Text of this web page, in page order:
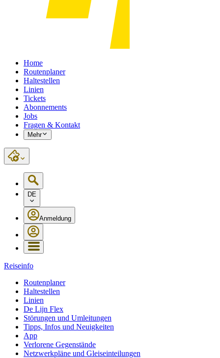
Home
Routenplaner
Haltestellen
Linien
Tickets
Abonnements
Jobs
Fragen & Kontakt
Mehr
DE
Anmeldung
Reiseinfo
Routenplaner
Haltestellen
Linien
De Lijn Flex
Störungen und Umleitungen
Tipps, Infos und Neuigkeiten
App
Verlorene Gegenstände
Netzwerkpläne und Gleiseinteilungen